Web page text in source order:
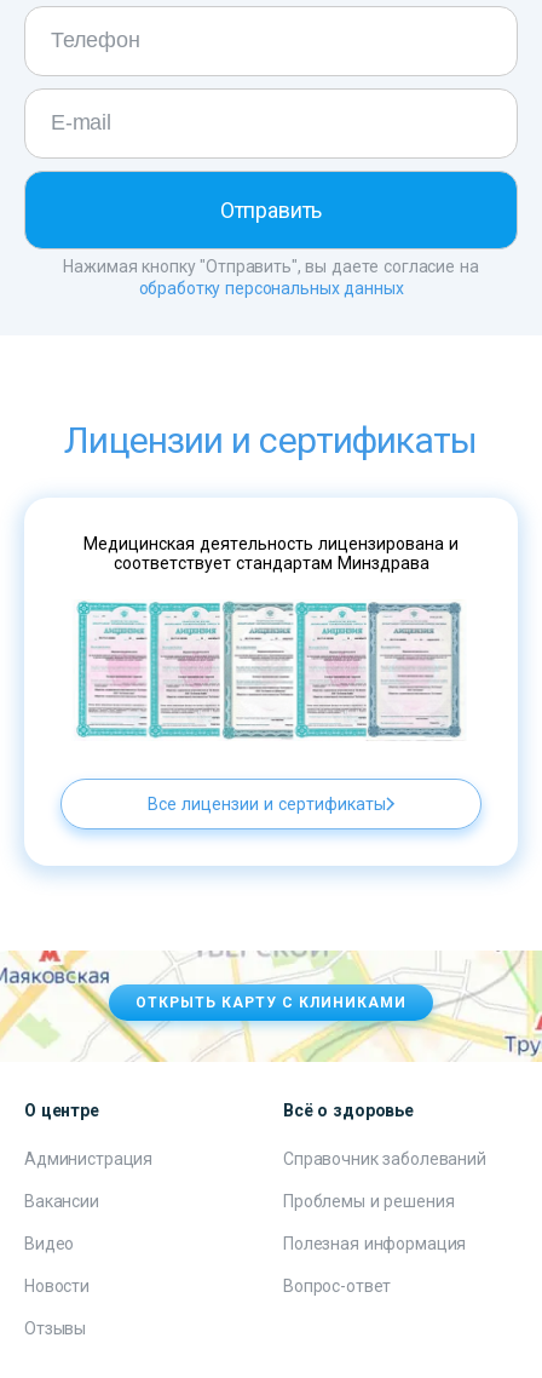
Нажимая кнопку "Отправить", вы даете согласие на
обработку персональных данных
Лицензии и сертификаты
Медицинская деятельность лицензирована и
соответствует стандартам Минздрава
Все лицензии и сертификаты
ОТКРЫТЬ КАРТУ С КЛИНИКАМИ
О центре
Администрация
Вакансии
Видео
Новости
Отзывы
Всё о здоровье
Справочник заболеваний
Проблемы и решения
Полезная информация
Вопрос-ответ